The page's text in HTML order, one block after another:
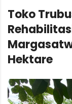
Toko
Hektare